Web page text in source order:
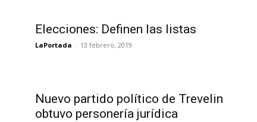
Elecciones: Definen las listas
LaPortada - 13 febrero, 2019
Nuevo partido político de Trevelin
obtuvo personería jurídica